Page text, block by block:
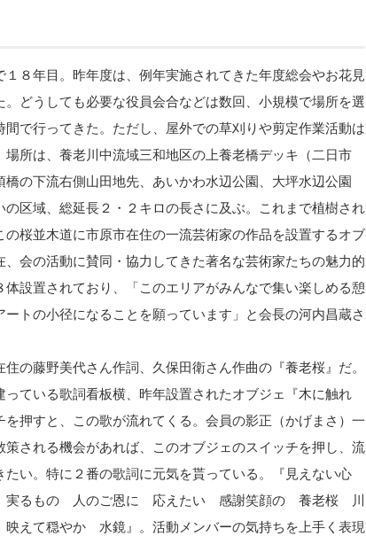
１８年目。昨年度は、例年実施されてきた年度総会やお花見
どうしても必要な役員会合などは数回、小規模で場所を選
で行ってきた。ただし、屋外での草刈りや剪定作業活動は
所は、養老川中流域三和地区の上養老橋デッキ（二日市
の下流右側山田地先、あいかわ水辺公園、大坪水辺公園
の区域、総延長２・２キロの長さに及ぶ。これまで植樹され
桜並木道に市原市在住の一流芸術家の作品を設置するオブ
会の活動に賛同・協力してきた著名な芸術家たちの魅力的
設置されており、「このエリアがみんなで集い楽しめる憩
トの小径になることを願っています」と会長の河内昌蔵さ
の藤野美代さん作詞、久保田衛さん作曲の『養老桜』だ。
ている歌詞看板横、昨年設置されたオブジェ『木に触れ
押すと、この歌が流れてくる。会員の影正（かげまさ）一
される機会があれば、このオブジェのスイッチを押し、流
たい。特に２番の歌詞に元気を貰っている。『見えない心
実るもの 人のご恩に 応えたい 感謝笑顔の 養老桜 川
えて穏やか 水鏡』。活動メンバーの気持ちを上手く表現